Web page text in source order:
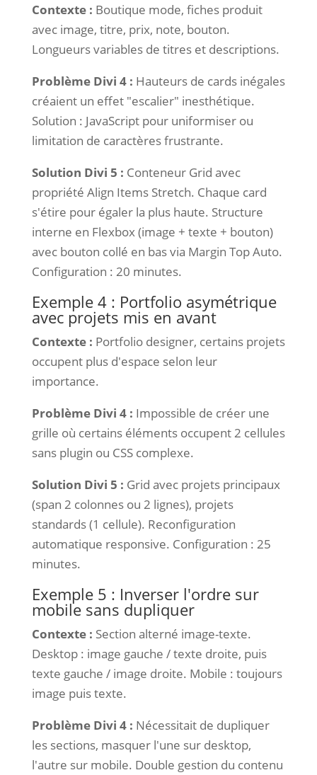
Contexte : Boutique mode, fiches produit
avec image, titre, prix, note, bouton.
Longueurs variables de titres et descriptions.
Problème Divi 4 : Hauteurs de cards inégales
créaient un effet "escalier" inesthétique.
Solution : JavaScript pour uniformiser ou
limitation de caractères frustrante.
Solution Divi 5 : Conteneur Grid avec
propriété Align Items Stretch. Chaque card
s'étire pour égaler la plus haute. Structure
interne en Flexbox (image + texte + bouton)
avec bouton collé en bas via Margin Top Auto.
Configuration : 20 minutes.
Exemple 4 : Portfolio asymétrique
avec projets mis en avant
Contexte : Portfolio designer, certains projets
occupent plus d'espace selon leur
importance.
Problème Divi 4 : Impossible de créer une
grille où certains éléments occupent 2 cellules
sans plugin ou CSS complexe.
Solution Divi 5 : Grid avec projets principaux
(span 2 colonnes ou 2 lignes), projets
standards (1 cellule). Reconfiguration
automatique responsive. Configuration : 25
minutes.
Exemple 5 : Inverser l'ordre sur
mobile sans dupliquer
Contexte : Section alterné image-texte.
Desktop : image gauche / texte droite, puis
texte gauche / image droite. Mobile : toujours
image puis texte.
Problème Divi 4 : Nécessitait de dupliquer
les sections, masquer l'une sur desktop,
l'autre sur mobile. Double gestion du contenu